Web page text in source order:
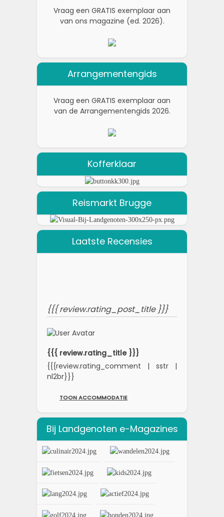
Vraag een GRATIS exemplaar aan
van ons magazine (ed. 2026).
Arrangementengids
Vraag een GRATIS exemplaar aan
van de Arrangementengids 2026.
Kofferklaar
Reismarkt Brugge
Laatste Recensies
{{{ review.rating_post_title }}}
{{{ review.rating_title }}}
{{{review.rating_comment | sstr |
nl2br}}}
TOON ACCOMMODATIE
Bij Landgenoten e-Magazines